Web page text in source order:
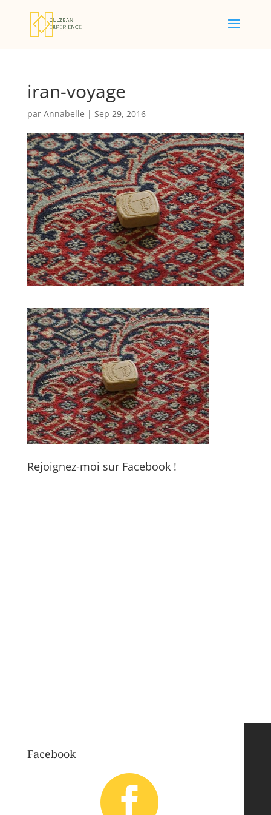
iran-voyage
par Annabelle | Sep 29, 2016
Rejoignez-moi sur Facebook !
Facebook
